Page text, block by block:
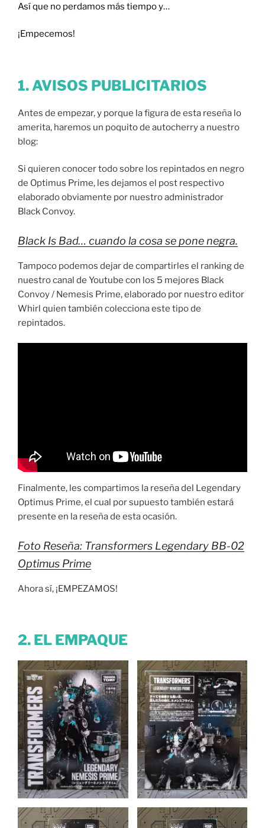
Así que no perdamos más tiempo y…
¡Empecemos!
1. AVISOS PUBLICITARIOS
Antes de empezar, y porque la figura de esta reseña lo
amerita, haremos un poquito de autocherry a nuestro
blog:
Si quieren conocer todo sobre los repintados en negro
de Optimus Prime, les dejamos el post respectivo
elaborado obviamente por nuestro administrador
Black Convoy.
Black Is Bad… cuando la cosa se pone negra.
Tampoco podemos dejar de compartirles el ranking de
nuestro canal de Youtube con los 5 mejores Black
Convoy / Nemesis Prime, elaborado por nuestro editor
Whirl quien también colecciona este tipo de
repintados.
Finalmente, les compartimos la reseña del Legendary
Optimus Prime, el cual por supuesto también estará
presente en la reseña de esta ocasión.
Foto Reseña: Transformers Legendary BB-02
Optimus Prime
Ahora sí, ¡EMPEZAMOS!
2. EL EMPAQUE